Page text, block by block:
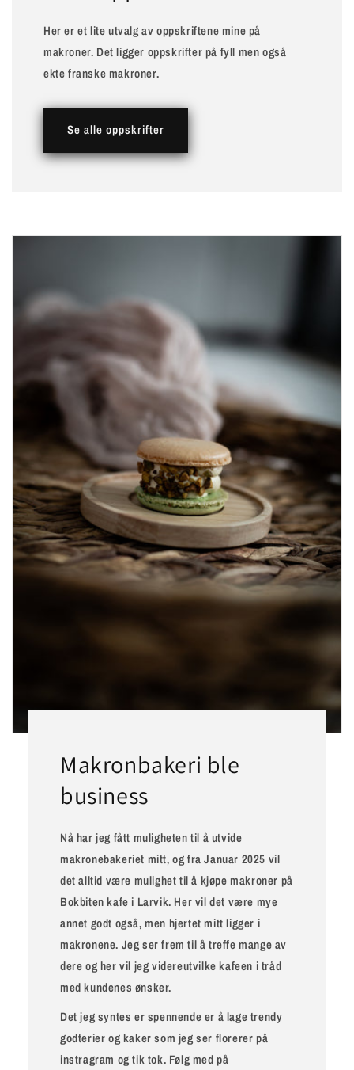
Her er et lite utvalg av oppskriftene mine på
makroner. Det ligger oppskrifter på fyll men også
ekte franske makroner.
Se alle oppskrifter
Makronbakeri ble
business
Nå har jeg fått muligheten til å utvide
makronebakeriet mitt, og fra Januar 2025 vil
det alltid være mulighet til å kjøpe makroner på
Bokbiten kafe i Larvik. Her vil det være mye
annet godt også, men hjertet mitt ligger i
makronene. Jeg ser frem til å treffe mange av
dere og her vil jeg videreutvilke kafeen i tråd
med kundenes ønsker.
Det jeg syntes er spennende er å lage trendy
godterier og kaker som jeg ser florerer på
instragram og tik tok. Følg med på